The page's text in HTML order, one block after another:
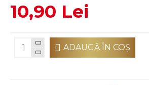
10,90 Lei
ADAUGĂ ÎN COŞ